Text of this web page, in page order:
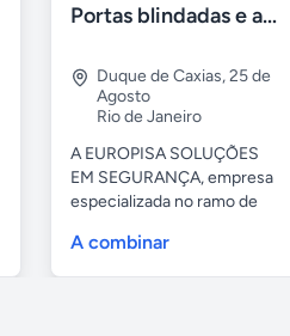
Portas blindadas e anti-arrombamento Europisa
Duque de Caxias,25 de
Agosto
Rio de Janeiro
A EUROPISA SOLUÇÕES
EM SEGURANÇA, empresa
especializada no ramo de
A combinar